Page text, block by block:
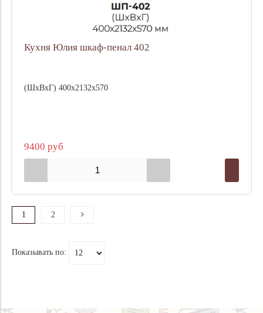
Кухня Юлия шкаф-пенал 402
(ШхВхГ) 400х2132х570
9400 руб
1 2
Показывать по: